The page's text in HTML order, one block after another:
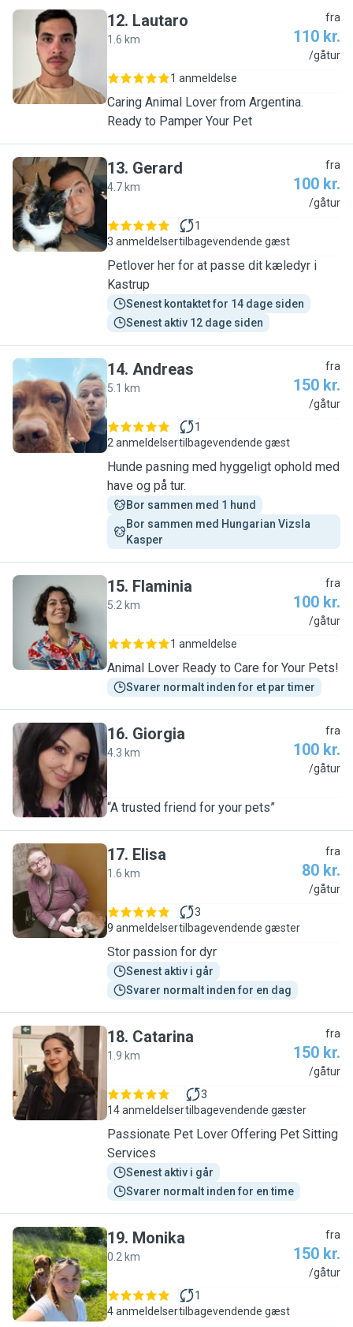
L
12. Lautaro
1.6 km
fra
110 kr.
/gåtur
1 anmeldelse
Caring Animal Lover from Argentina.
Ready to Pamper Your Pet
G
13. Gerard
4.7 km
fra
100 kr.
/gåtur
3 anmeldelser
1
tilbagevendende gæst
Petlover her for at passe dit kæledyr i
Kastrup
Senest kontaktet for 14 dage siden
Senest aktiv 12 dage siden
A
14. Andreas
5.1 km
fra
150 kr.
/gåtur
2 anmeldelser
1
tilbagevendende gæst
Hunde pasning med hyggeligt ophold med
have og på tur.
Bor sammen med 1 hund
Bor sammen med Hungarian Vizsla
Kasper
F
15. Flaminia
5.2 km
fra
100 kr.
/gåtur
1 anmeldelse
Animal Lover Ready to Care for Your Pets!
Svarer normalt inden for et par timer
G
16. Giorgia
4.3 km
fra
100 kr.
/gåtur
“A trusted friend for your pets”
E
17. Elisa
1.6 km
fra
80 kr.
/gåtur
9 anmeldelser
3
tilbagevendende gæster
Stor passion for dyr
Senest aktiv i går
Svarer normalt inden for en dag
C
18. Catarina
1.9 km
fra
150 kr.
/gåtur
14 anmeldelser
3
tilbagevendende gæster
Passionate Pet Lover Offering Pet Sitting
Services
Senest aktiv i går
Svarer normalt inden for en time
M
19. Monika
0.2 km
fra
150 kr.
/gåtur
4 anmeldelser
1
tilbagevendende gæst